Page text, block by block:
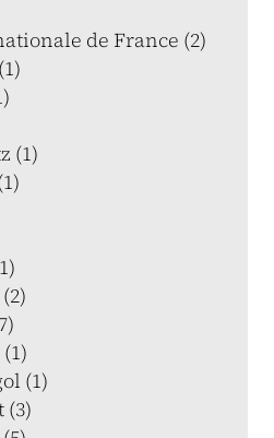
de France (2)
(1)
(1)
(3)